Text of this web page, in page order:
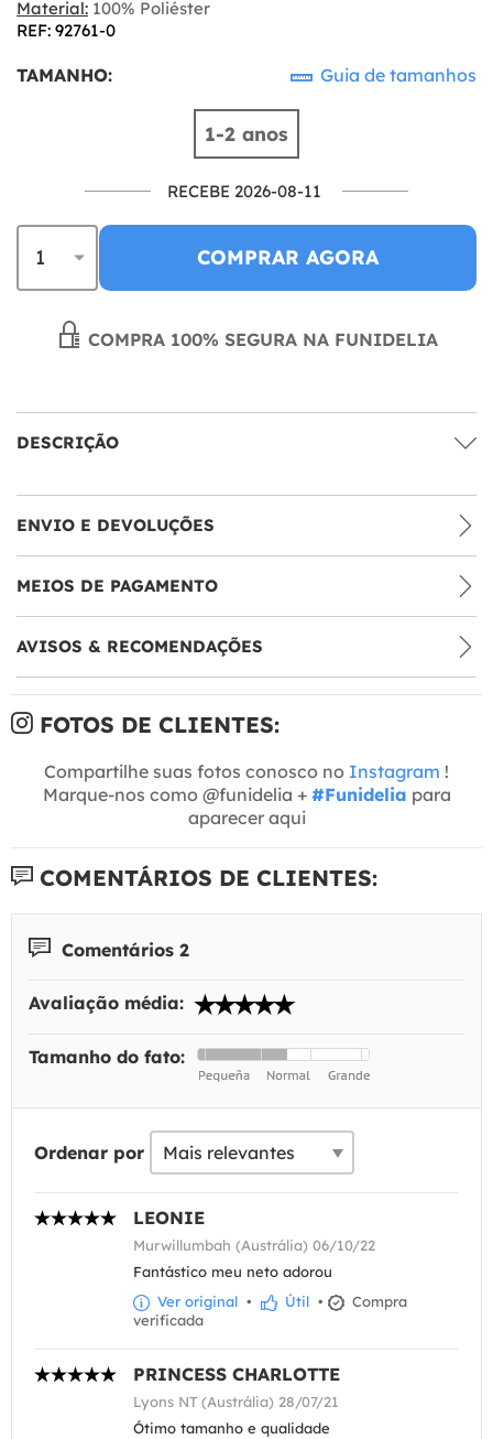
Material: 100% Poliéster
REF: 92761-0
TAMANHO: Guia de tamanhos
1-2 anos
RECEBE 2026-08-11
COMPRAR AGORA
COMPRA 100% SEGURA NA FUNIDELIA
DESCRIÇÃO
ENVIO E DEVOLUÇÕES
MEIOS DE PAGAMENTO
AVISOS & RECOMENDAÇÕES
FOTOS DE CLIENTES:
Compartilhe suas fotos conosco no Instagram !
Marque-nos como @funidelia + #Funidelia para
aparecer aqui
COMENTÁRIOS DE CLIENTES:
Comentários 2
Avaliação média:
Tamanho do fato:
Ordenar por
LEONIE
Murwillumbah (Austrália) 06/10/22
Fantástico meu neto adorou
Ver original • Útil •
Compra
verificada
PRINCESS CHARLOTTE
Lyons NT (Austrália) 28/07/21
Ótimo tamanho e qualidade